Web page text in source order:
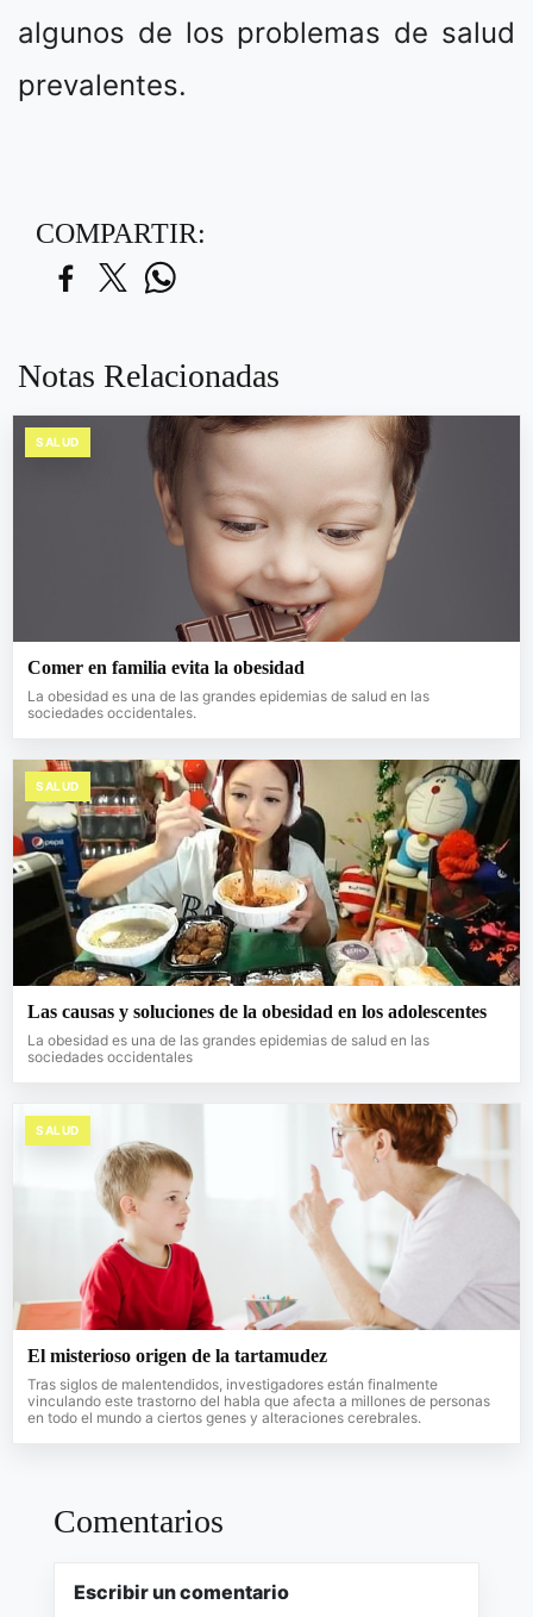
algunos de los problemas de salud
prevalentes.
COMPARTIR:
Notas Relacionadas
SALUD
Comer en familia evita la obesidad
La obesidad es una de las grandes epidemias de salud en las
sociedades occidentales.
SALUD
Las causas y soluciones de la obesidad en los adolescentes
La obesidad es una de las grandes epidemias de salud en las
sociedades occidentales
SALUD
El misterioso origen de la tartamudez
Tras siglos de malentendidos, investigadores están finalmente
vinculando este trastorno del habla que afecta a millones de personas
en todo el mundo a ciertos genes y alteraciones cerebrales.
Comentarios
Escribir un comentario